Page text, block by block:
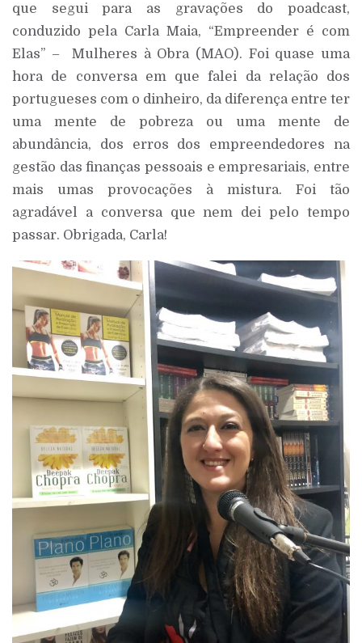
que segui para as gravações do poadcast,
conduzido pela Carla Maia, “Empreender é com
Elas” – Mulheres à Obra (MAO). Foi quase uma
hora de conversa em que falei da relação dos
portugueses com o dinheiro, da diferença entre ter
uma mente de pobreza ou uma mente de
abundância, dos erros dos empreendedores na
gestão das finanças pessoais e empresariais, entre
mais umas provocações à mistura. Foi tão
agradável a conversa que nem dei pelo tempo
passar. Obrigada, Carla!